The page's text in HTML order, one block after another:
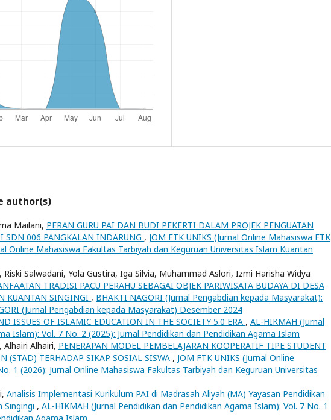
author(s)
Mailani, PERAN GURU PAI DAN BUDI PEKERTI DALAM PROJEK PENGUATAN
SDN 006 PANGKALAN INDARUNG , JOM FTK UNIKS (Jurnal Online Mahasiswa FTK
Online Mahasiswa Fakultas Tarbiyah dan Keguruan Universitas Islam Kuantan
Salwadani, Yola Gustira, Iga Silvia, Muhammad Aslori, Izmi Harisha Widya
TRADISI PACU PERAHU SEBAGAI OBJEK PARIWISATA BUDAYA DI DESA
KUANTAN SINGINGI , BHAKTI NAGORI (Jurnal Pengabdian kepada Masyarakat):
(Jurnal Pengabdian kepada Masyarakat) Desember 2024
ISSUES OF ISLAMIC EDUCATION IN THE SOCIETY 5.0 ERA , AL-HIKMAH (Jurnal
Islam): Vol. 7 No. 2 (2025): Jurnal Pendidikan dan Pendidikan Agama Islam
Alhairi, PENERAPAN MODEL PEMBELAJARAN KOOPERATIF TIPE STUDENT
(STAD) TERHADAP SIKAP SOSIAL SISWA , JOM FTK UNIKS (Jurnal Online
1 (2026): Jurnal Online Mahasiswa Fakultas Tarbiyah dan Keguruan Universitas
Analisis Implementasi Kurikulum PAI di Madrasah Aliyah (MA) Yayasan Pendidikan
Singingi , AL-HIKMAH (Jurnal Pendidikan dan Pendidikan Agama Islam): Vol. 7 No. 1